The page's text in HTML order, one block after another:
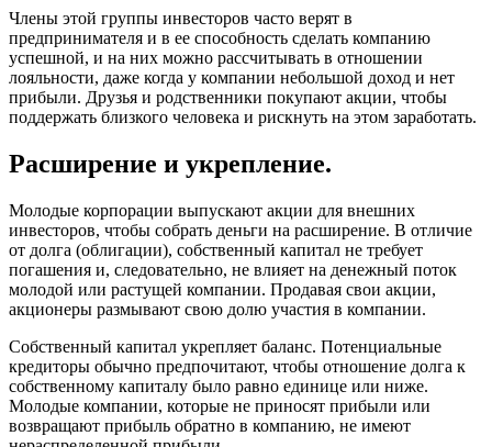
Члены этой группы инвесторов часто верят в
предпринимателя и в ее способность сделать компанию
успешной, и на них можно рассчитывать в отношении
лояльности, даже когда у компании небольшой доход и нет
прибыли. Друзья и родственники покупают акции, чтобы
поддержать близкого человека и рискнуть на этом заработать.
Расширение и укрепление.
Молодые корпорации выпускают акции для внешних
инвесторов, чтобы собрать деньги на расширение. В отличие
от долга (облигации), собственный капитал не требует
погашения и, следовательно, не влияет на денежный поток
молодой или растущей компании. Продавая свои акции,
акционеры размывают свою долю участия в компании.
Собственный капитал укрепляет баланс. Потенциальные
кредиторы обычно предпочитают, чтобы отношение долга к
собственному капиталу было равно единице или ниже.
Молодые компании, которые не приносят прибыли или
возвращают прибыль обратно в компанию, не имеют